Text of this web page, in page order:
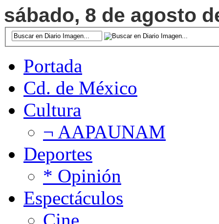
sábado, 8 de agosto
Portada
Cd. de México
Cultura
¬ AAPAUNAM
Deportes
* Opinión
Espectáculos
Cine